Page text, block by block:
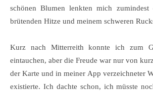
schönen Blumen lenkten mich
brütenden Hitze und meinem schweren
Kurz nach Mitterreith konnte ich zum
eintauchen, aber die Freude war nur von
der Karte und in meiner App verzeichneter
existierte. Ich dachte schon, ich müsste